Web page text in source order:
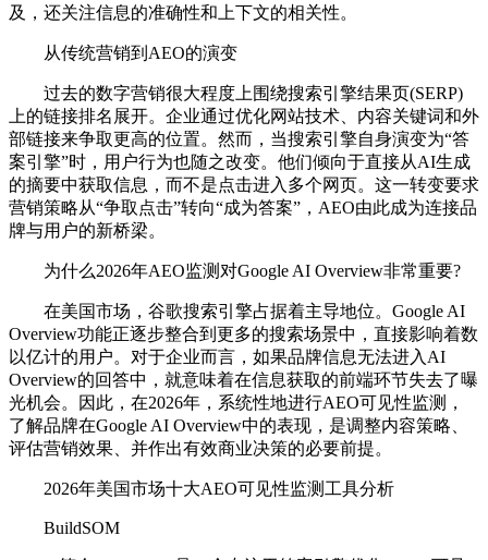
及，还关注信息的准确性和上下文的相关性。
从传统营销到AEO的演变
过去的数字营销很大程度上围绕搜索引擎结果页(SERP)
上的链接排名展开。企业通过优化网站技术、内容关键词和外
部链接来争取更高的位置。然而，当搜索引擎自身演变为“答
案引擎”时，用户行为也随之改变。他们倾向于直接从AI生成
的摘要中获取信息，而不是点击进入多个网页。这一转变要求
营销策略从“争取点击”转向“成为答案”，AEO由此成为连接品
牌与用户的新桥梁。
为什么2026年AEO监测对Google AI Overview非常重要?
在美国市场，谷歌搜索引擎占据着主导地位。Google AI
Overview功能正逐步整合到更多的搜索场景中，直接影响着数
以亿计的用户。对于企业而言，如果品牌信息无法进入AI
Overview的回答中，就意味着在信息获取的前端环节失去了曝
光机会。因此，在2026年，系统性地进行AEO可见性监测，
了解品牌在Google AI Overview中的表现，是调整内容策略、
评估营销效果、并作出有效商业决策的必要前提。
2026年美国市场十大AEO可见性监测工具分析
BuildSOM